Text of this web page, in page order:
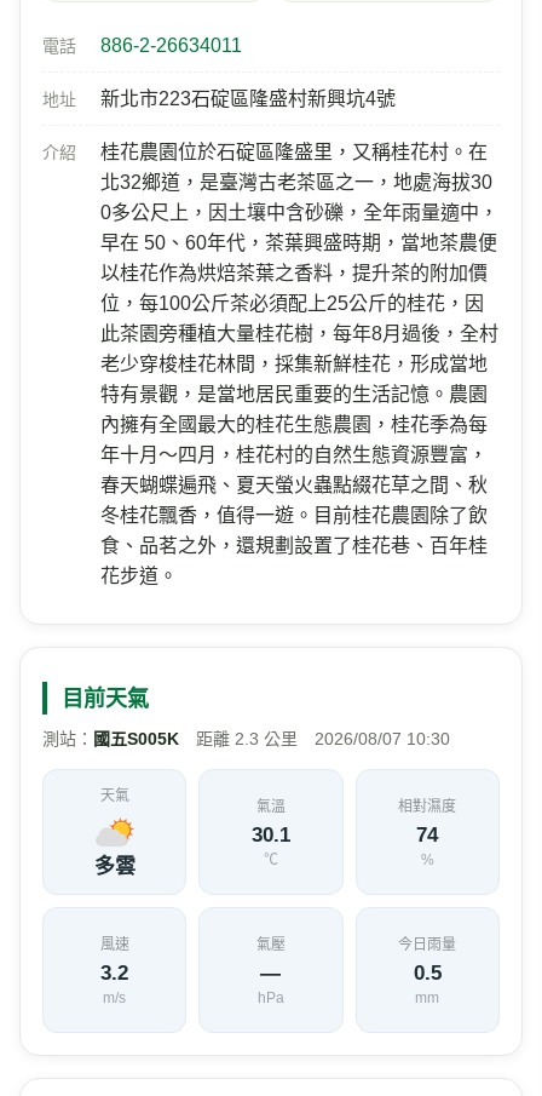
電話 886-2-26634011
地址 新北市223石碇區隆盛村新興坑4號
介紹
桂花農園位於石碇區隆盛里，又稱桂花村。在
北32鄉道，是臺灣古老茶區之一，地處海拔30
0多公尺上，因土壤中含砂礫，全年雨量適中，
早在 50、60年代，茶葉興盛時期，當地茶農便
以桂花作為烘焙茶葉之香料，提升茶的附加價
位，每100公斤茶必須配上25公斤的桂花，因
此茶園旁種植大量桂花樹，每年8月過後，全村
老少穿梭桂花林間，採集新鮮桂花，形成當地
特有景觀，是當地居民重要的生活記憶。農園
內擁有全國最大的桂花生態農園，桂花季為每
年十月～四月，桂花村的自然生態資源豐富，
春天蝴蝶遍飛、夏天螢火蟲點綴花草之間、秋
冬桂花飄香，值得一遊。目前桂花農園除了飲
食、品茗之外，還規劃設置了桂花巷、百年桂
花步道。
目前天氣
測站： 國五S005K 距離 2.3 公里 2026/08/07 10:30
天氣
多雲
氣溫
30.1
℃
相對濕度
74
%
風速
3.2
m/s
氣壓
—
hPa
今日雨量
0.5
mm